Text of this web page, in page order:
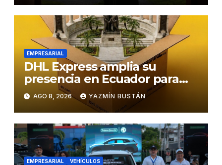
EMPRESARIAL
DHL Express amplia su
presencia en Ecuador para
responder al crecimiento de
las exportaciones
AGO 8, 2026 YAZMÍN BUSTÁN
EMPRESARIAL VEHÍCULOS